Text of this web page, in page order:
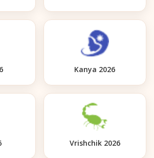
Kanya 2026
Vrishchik 2026